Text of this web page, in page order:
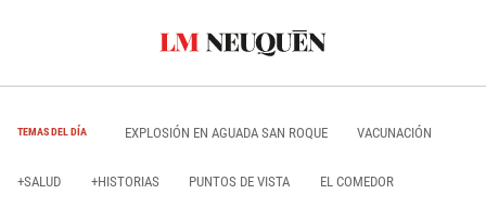
TEMAS DEL DÍA EXPLOSIÓN EN AGUADA SAN ROQUE VACUNACIÓN
+SALUD +HISTORIAS PUNTOS DE VISTA EL COMEDOR